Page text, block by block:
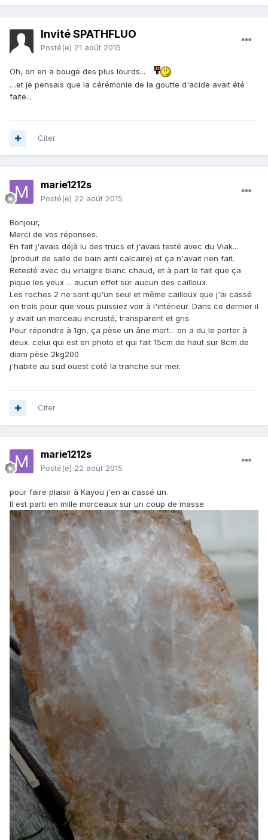
Invité SPATHFLUO
Posté(e) 21 août 2015
Oh, on en a bougé des plus lourds...
…et je pensais que la cérémonie de la goutte d'acide avait été
faite...
Citer
marie1212s
Posté(e) 22 août 2015
Bonjour,
Merci de vos réponses.
En fait j'avais déjà lu des trucs et j'avais testé avec du Viak...
(produit de salle de bain anti calcaire) et ça n'avait rien fait.
Retesté avec du vinaigre blanc chaud, et à part le fait que ça
pique les yeux ... aucun effet sur aucun des cailloux.
Les roches 2 ne sont qu'un seul et même cailloux que j'ai cassé
en trois pour que vous puissiez voir à l'intérieur. Dans ce dernier il
y avait un morceau incrusté, transparent et gris.
Pour répondre à 1gn, ça pèse un âne mort... on a du le porter à
deux. celui qui est en photo et qui fait 15cm de haut sur 8cm de
diam pèse 2kg200
j'habite au sud ouest coté la tranche sur mer.
Citer
marie1212s
Posté(e) 22 août 2015
pour faire plaisir à Kayou j'en ai cassé un.
Il est parti en mille morceaux sur un coup de masse.